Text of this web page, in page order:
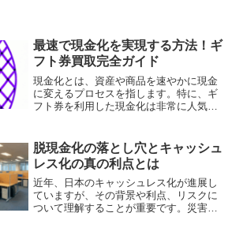
最速で現金化を実現する方法！ギ
フト券買取完全ガイド
現金化とは、資産や商品を速やかに現金
に変えるプロセスを指します。特に、ギ
フト券を利用した現金化は非常に人気
でしょう。
脱現金化の落とし穴とキャッシュ
レス化の真の利点とは
近年、日本のキャッシュレス化が進展し
ていますが、その背景や利点、リスクに
ついて理解することが重要です。災害時